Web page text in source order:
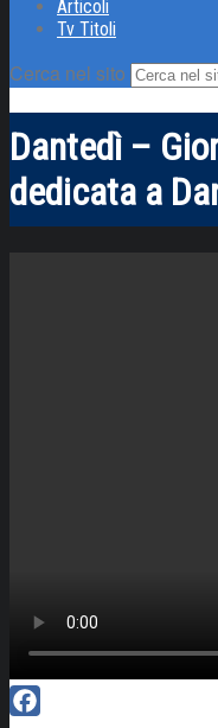
Articoli
Tv Titoli
Cerca nel sito
Dantedì –
dedicata a